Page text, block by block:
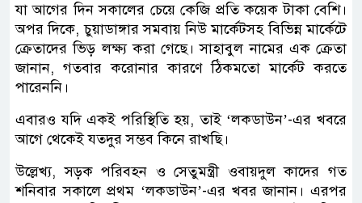
যা আগের দিন সকালের চেয়ে কেজি প্রতি কয়েক টাকা বেশি।
অপর দিকে, চুয়াডাঙ্গার সমবায় নিউ মার্কেটসহ বিভিন্ন মার্কেটে
ক্রেতাদের ভিড় লক্ষ্য করা গেছে। সাহাবুল নামের এক ক্রেতা
জানান, গতবার করোনার কারণে ঠিকমতো মার্কেট করতে
পারেননি।
এবারও যদি একই পরিস্থিতি হয়, তাই ‘লকডাউন’-এর খবরে
আগে থেকেই যতদুর সম্ভব কিনে রাখছি।
উল্লেখ্য, সড়ক পরিবহন ও সেতুমন্ত্রী ওবায়দুল কাদের গত
শনিবার সকালে প্রথম ‘লকডাউন’-এর খবর জানান। এরপর